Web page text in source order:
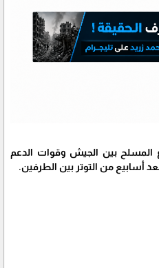
المسلح بين الجيش وقوات الدعم
أسابيع من التوتر بين الطرفين.